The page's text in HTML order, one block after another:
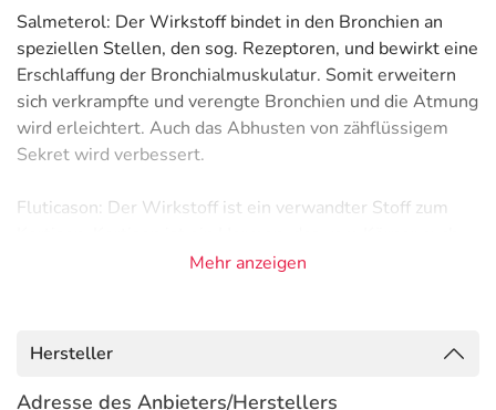
Salmeterol: Der Wirkstoff bindet in den Bronchien an
speziellen Stellen, den sog. Rezeptoren, und bewirkt eine
Erschlaffung der Bronchialmuskulatur. Somit erweitern
sich verkrampfte und verengte Bronchien und die Atmung
wird erleichtert. Auch das Abhusten von zähflüssigem
Sekret wird verbessert.
Fluticason: Der Wirkstoff ist ein verwandter Stoff zum
selbst hergestellt wird.
Atemwege oder des Verdauungstraktes, zu vermindern.
Der Wirkstoff hemmt körpereigene Prozesse, die eine
Entzündung im Körper immer weiter nähren. So können
Mehr anzeigen
Hersteller
Adresse des Anbieters/Herstellers